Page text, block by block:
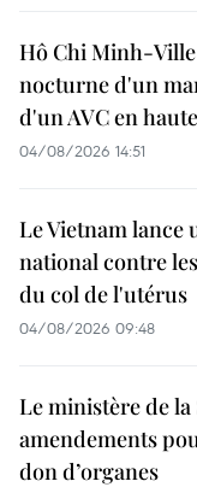
Hô Chi Minh-Ville
nocturne d'un
d'un AVC en
04/08/2026 14:51
Le Vietnam lance
national contre
du col de l'utérus
04/08/2026 09:48
Le ministère de la
amendements
don d’organes